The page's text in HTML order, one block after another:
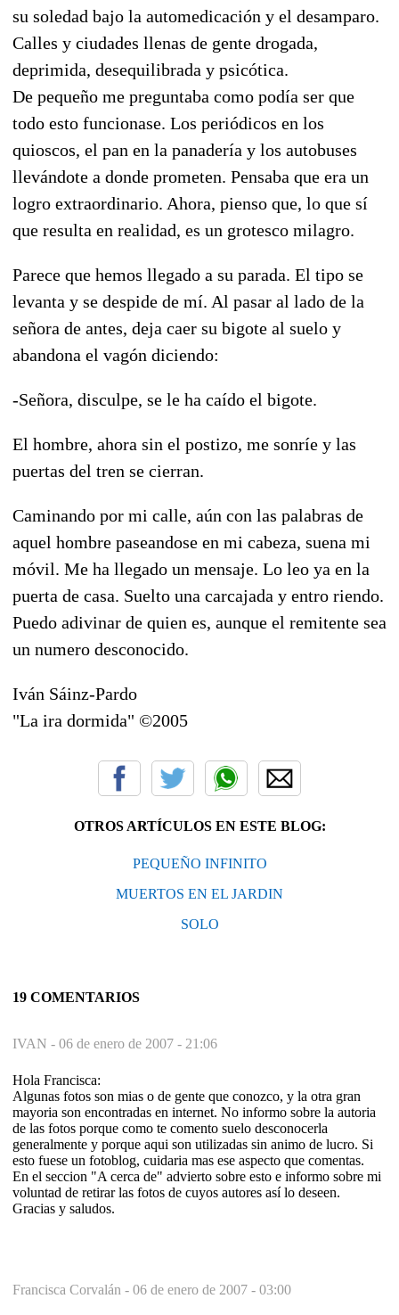
su soledad bajo la automedicación y el desamparo.
Calles y ciudades llenas de gente drogada,
deprimida, desequilibrada y psicótica.
De pequeño me preguntaba como podía ser que
todo esto funcionase. Los periódicos en los
quioscos, el pan en la panadería y los autobuses
llevándote a donde prometen. Pensaba que era un
logro extraordinario. Ahora, pienso que, lo que sí
que resulta en realidad, es un grotesco milagro.
Parece que hemos llegado a su parada. El tipo se
levanta y se despide de mí. Al pasar al lado de la
señora de antes, deja caer su bigote al suelo y
abandona el vagón diciendo:
-Señora, disculpe, se le ha caído el bigote.
El hombre, ahora sin el postizo, me sonríe y las
puertas del tren se cierran.
Caminando por mi calle, aún con las palabras de
aquel hombre paseandose en mi cabeza, suena mi
móvil. Me ha llegado un mensaje. Lo leo ya en la
puerta de casa. Suelto una carcajada y entro riendo.
Puedo adivinar de quien es, aunque el remitente sea
un numero desconocido.
Iván Sáinz-Pardo
"La ira dormida" ©2005
OTROS ARTÍCULOS EN ESTE BLOG:
PEQUEÑO INFINITO
MUERTOS EN EL JARDIN
SOLO
19 COMENTARIOS
IVAN - 06 de enero de 2007 - 21:06
Hola Francisca:
Algunas fotos son mias o de gente que conozco, y la otra gran
mayoria son encontradas en internet. No informo sobre la autoria
de las fotos porque como te comento suelo desconocerla
generalmente y porque aqui son utilizadas sin animo de lucro. Si
esto fuese un fotoblog, cuidaria mas ese aspecto que comentas.
En el seccion "A cerca de" advierto sobre esto e informo sobre mi
voluntad de retirar las fotos de cuyos autores así lo deseen.
Gracias y saludos.
Francisca Corvalán - 06 de enero de 2007 - 03:00